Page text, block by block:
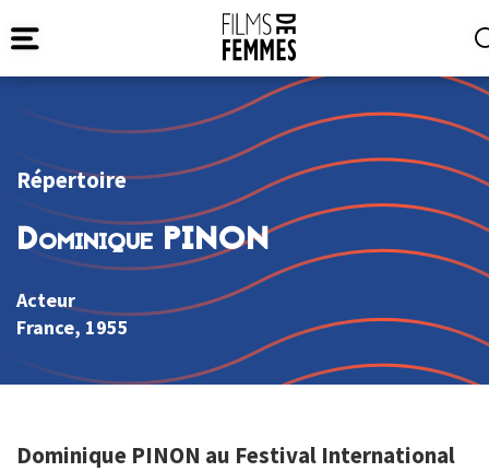
Répertoire
Dominique PINON
Acteur
France, 1955
Dominique PINON au Festival International